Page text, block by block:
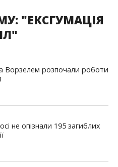
"ЕКСГУМАЦІЯ
Ворзелем розпочали роботи
не опізнали 195 загиблих